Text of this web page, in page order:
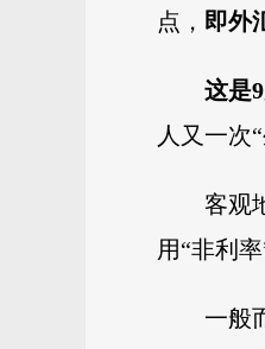
点， 即外
这是
人又一次
客观
用“非利
一般